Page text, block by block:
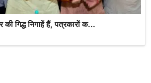
गिद्ध निगाहें हैं, पत्रकारों क...